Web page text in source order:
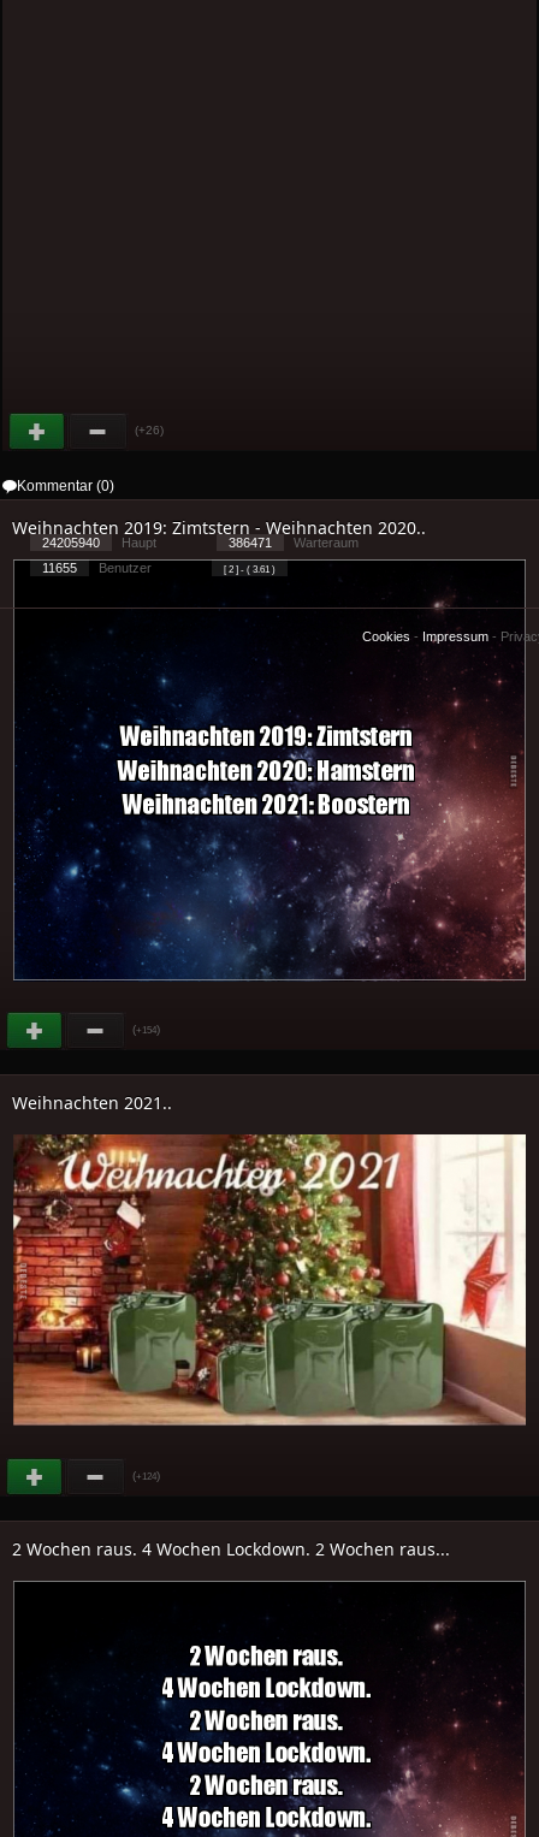
(+26)
Kommentar (0)
Weihnachten 2019: Zimtstern - Weihnachten 2020..
(+154)
Weihnachten 2021..
(+124)
2 Wochen raus. 4 Wochen Lockdown. 2 Wochen raus...
24205940 Haupt 386471
Warteraum
11655
Benutzer [ 2 ] - ( 3.61 )
Cookies - Impressum -